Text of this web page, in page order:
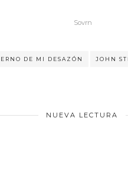
Sovrn
DE MI DESAZÓN JOHN
NUEVA LECTURA